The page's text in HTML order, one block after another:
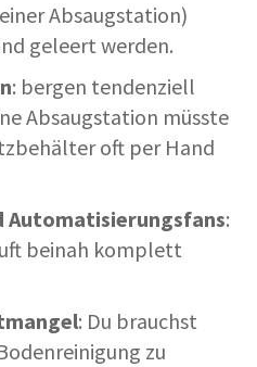
Absaugstation)
geleert werden.
: bergen tendenziell
Absaugstation müsste
oft per Hand
Automatisierungsfans:
beinah komplett
: Du brauchst
zu